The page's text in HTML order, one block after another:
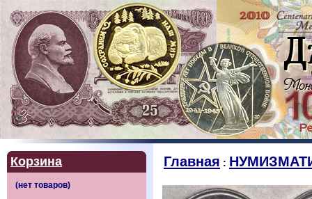
Корзина Главная :